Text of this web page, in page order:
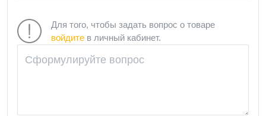
Для того, чтобы задать вопрос о товаре
войдите в личный кабинет.